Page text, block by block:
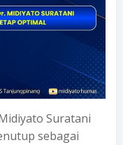
Suratani
sebagai